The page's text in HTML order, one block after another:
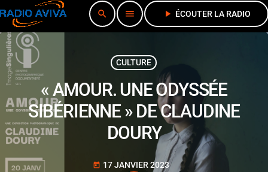
search menu play_arrow ÉCOUTER LA RADIO
CULTURE
« AMOUR. UNE ODYSSÉE
SIBÉRIENNE » DE CLAUDINE
DOURY
today 17 JANVIER 2023